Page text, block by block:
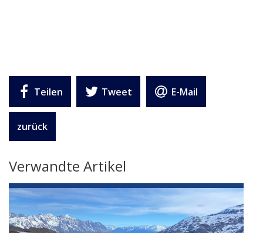
Teilen Tweet E-Mail
zurück
Verwandte Artikel